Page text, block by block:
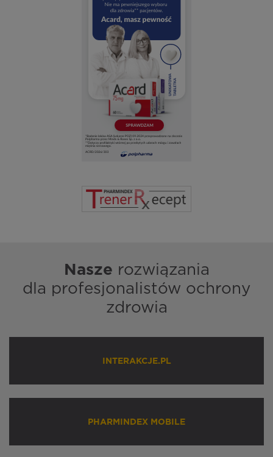
Nasze rozwiązania
dla profesjonalistów ochrony
zdrowia
INTERAKCJE.PL
PHARMINDEX MOBILE